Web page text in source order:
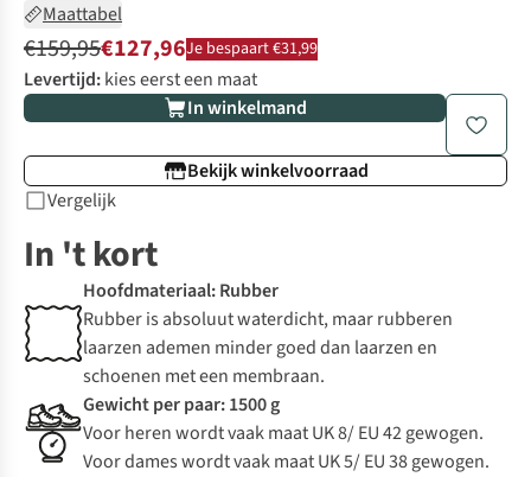
Maattabel
€159,95€127,96Je bespaart €31,99
Levertijd:kies eerst een maat
In winkelmand
Bekijk winkelvoorraad
Vergelijk
In 't kort
Hoofdmateriaal: Rubber
Rubber is absoluut waterdicht, maar rubberen
laarzen ademen minder goed dan laarzen en
schoenen met een membraan.
Gewicht per paar: 1500 g
Voor heren wordt vaak maat UK 8/ EU 42 gewogen.
Voor dames wordt vaak maat UK 5/ EU 38 gewogen.